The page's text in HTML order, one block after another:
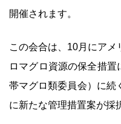
開催されます。
この会合は、10月にアメ
ロマグロ資源の保全措
帯マグロ類委員会）に続
に新たな管理措置案が採